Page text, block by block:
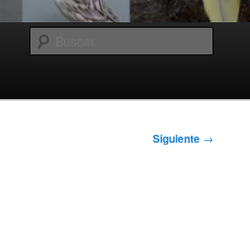
Siguiente →